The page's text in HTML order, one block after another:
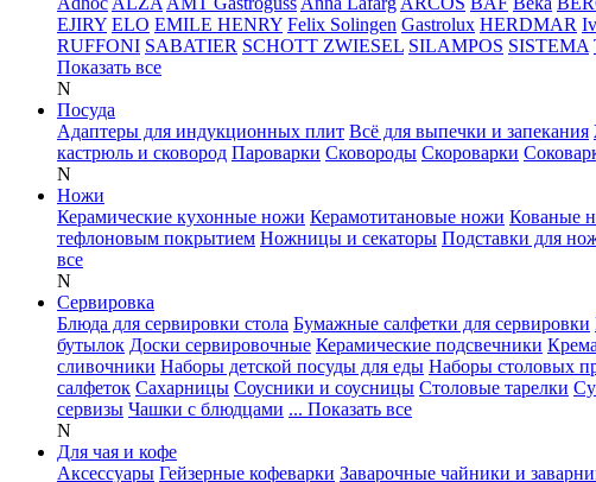
EJIRY ELO EMILE HENRY Felix Solingen Gastrolux HERDMAR
RUFFONI SABATIER SCHOTT ZWIESEL SILAMPOS SISTEMA
Показать все
N
Посуда
Адаптеры для индукционных плит Всё для выпечки и запекания
кастрюль и сковород Пароварки Сковороды Скороварки
N
Ножи
Керамические кухонные ножи Керамотитановые ножи Кованые
тефлоновым покрытием Ножницы и секаторы Подставки для
все
N
Сервировка
Блюда для сервировки стола Бумажные салфетки для сервировки
бутылок Доски сервировочные Керамические подсвечники
сливочники Наборы детской посуды для еды Наборы столовых
салфеток Сахарницы Соусники и соусницы Столовые тарелки
сервизы Чашки с блюдцами ... Показать все
N
Для чая и кофе
Аксессуары Гейзерные кофеварки Заварочные чайники и